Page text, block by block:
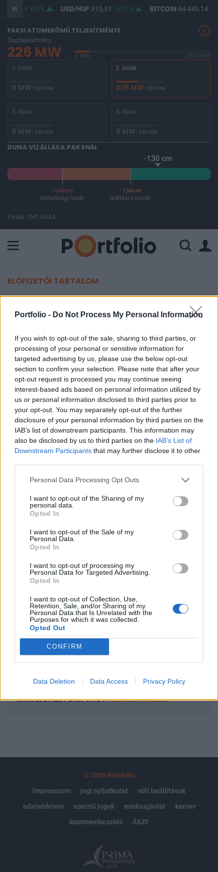
Portfolio - Do Not Process My Personal Information
If you wish to opt-out of the sale, sharing to third parties, or
processing of your personal or sensitive information for
targeted advertising by us, please use the below opt-out
section to confirm your selection. Please note that after your
opt-out request is processed you may continue seeing
interest-based ads based on personal information utilized by
us or personal information disclosed to third parties prior to
your opt-out. You may separately opt-out of the further
disclosure of your personal information by third parties on the
IAB’s list of downstream participants. This information may
also be disclosed by us to third parties on the IAB’s List of
Downstream Participants that may further disclose it to other
Personal Data Processing Opt Outs
I want to opt-out of the Sharing of my
personal data.
Opted In
I want to opt-out of the Sale of my
Personal Data.
Opted In
I want to opt-out of processing my
Personal Data for Targeted Advertising.
Opted In
I want to opt-out of Collection, Use,
Retention, Sale, and/or Sharing of my
Personal Data that Is Unrelated with the
Purposes for which it was collected.
Opted Out
CONFIRM
Data Deletion Data Access Privacy Policy
363,89 0,6% USD/HUF315,31 0,71% BITCOIN64 446,14
PAKSI ATOMERŐMŰ TELJESÍTMÉNYE
Összteljesítmény
226 MW 0 MW
2000 MW
1. blokk
0 MW/ 500 MW
2. blokk
226 MW/ 500 MW
3. blokk
0 MW/ 500 MW
4. blokk
0 MW/ 500 MW
DUNA VÍZÁLLÁSA PAKSNÁL
-130 cm
-144cm
biztonsági határ
-134cm
leállási küszöb
Forrás: OVF, HAEA
ELŐFIZETŐI TARTALOM
megszenvedheti Trump politikáját
Harold James, Princeton Egyetem
2025. február 01. 14:30
Donald Trump amerikai elnök nem hagyott
kétséget afelől, hogy kedveli a vámokat. Első
célpontként Kínát, Kanadát és Mexikót nevezte
meg. Egyelőre csak az biztos, hogy kormánya a
vámok kivetését arra fogja használni, hogy
engedményeket csikarjon ki, ahol csak tud.
Ez itt az on the other hand, a portfolio vélemény rovata. Ez
itt az on the other hand, a portfolio vélemény rovata. A
feltétlenül esnek egybe a Portfolio szerkesztőségének
álláspontjával. Ha hozzászólna...
KEDVES OLVASÓNK!
tartozik, melynek olvasása előfizetéses
regisztrációhoz kötött.
Az előfizetés a következőket tartalmazza:
Portfolio.hu teljes cikkarchívum
Kötéslisták: BÉT elmúlt 2 év napon belüli
kötéslistái
Előfizetés
MÁR ELŐFIZETŐNK VAGY?BEJELENTKEZÉS
© 2026 Portfolio
impresszum
jogi nyilatkozat
süti beállítások
adatvédelem
szerzői jogok médiaajánlat
karrier
kommentkezelés
ÁSZF